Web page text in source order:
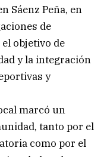
Sáenz Peña, en
de
objetivo de
y la integración
y
marcó un
tanto por el
como por el